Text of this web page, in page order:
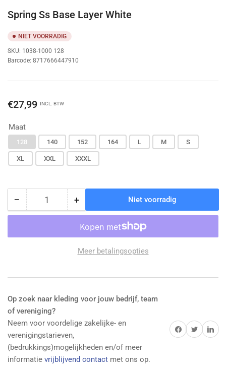
Spring Ss Base Layer White
NIET VOORRADIG
SKU: 1038-1000 128
Barcode: 8717666447910
Normale
€27,99 INCL. BTW
Maat
128 140 152 164 L M S
XL XXL XXXL
− Hoeveelheid
voor
Ss
verlagen
Hoeveelheid +Hoeveelheid
voor
Spring
Ss
Base
Layer
verhogen
Niet voorradig
Meer betalingsopties
Op zoek naar kleding voor jouw bedrijf, team
of vereniging?
Neem voor voordelige zakelijke- en
verenigingstarieven,
(bedrukkings)mogelijkheden en/of meer
informatie vrijblijvend contact met ons op.
Delen op Facebook
TwitterDelen